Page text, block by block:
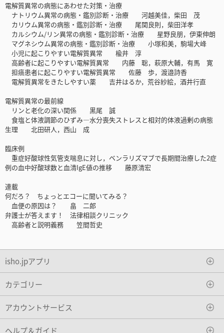
電解質異常の病態にあわせた対策・治療
ナトリウム異常の病態・鑑別診断・治療 河越美佳，柴田 茂
カリウム異常の病態・鑑別診断・治療 尾関良則，柴田洋孝
カルシウム/リン異常の病態・鑑別診断・治療 星野良朋，伊東伸朗
マグネシウム異常の病態・鑑別診断・治療 小塚和美，駒場大峰
小児に起こりやすい電解質異常 楡井 淳
高齢者に起こりやすい電解質異常 内藤 聡，萩原大輔，有馬 寛
担癌患者に起こりやすい電解質異常 佐藤 歩，渡邉詩香
電解質異常をきたしやすい薬 吉井はるか，荒谷紗絵，酒井行直
電解質異常の最前線
リンと老化の深い関係 黒尾 誠
食塩と体液調節のひずみ―水分喪失ストレスと相対的体液過剰の病態
生理 北田研人，西山 成
臨床例
重症好酸球性気管支喘息に対し，ベンラリズマブで長期間治療した2症
例の血中好酸球数と血清IgE値の推移 藤原清宏
連載
何だろ？ ちょっとエコーに聞いてみる？
血便の原因は？ 畠 二郎
弁護士が答えます！ 法律相談クリニック
高齢者と説明義務 笠間哲史
isho.jpアプリ
カテゴリー
アカウントサービス
ヘルプ＆ガイド